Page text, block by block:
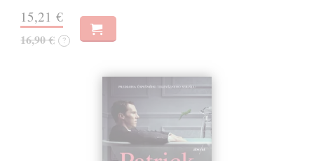
15,21 €
16,90 € ?